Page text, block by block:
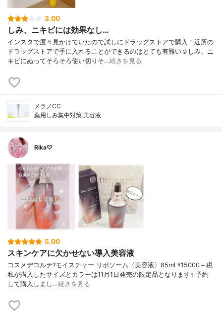
3.00
しみ、ニキビには効果なし…
インスタで度々見かけていたので試しにドラッグストアで購入！近所の
ドラッグストアで手に入れることができるのはとても有難い☺️しみ、ニ
キビにぬってそろそろ使い切りそ…続きを見る
メラノCC
薬用しみ集中対策 美容液
Rika♡
5.00
スキンケアに欠かせない導入美容液
コスメデコルテ?モイスチャー リポソーム〈美容液〉85ml ¥15000＋税
私が購入したサイズとカラーは11月1日発売の限定品となります✨予約
して購入しまし…続きを見る